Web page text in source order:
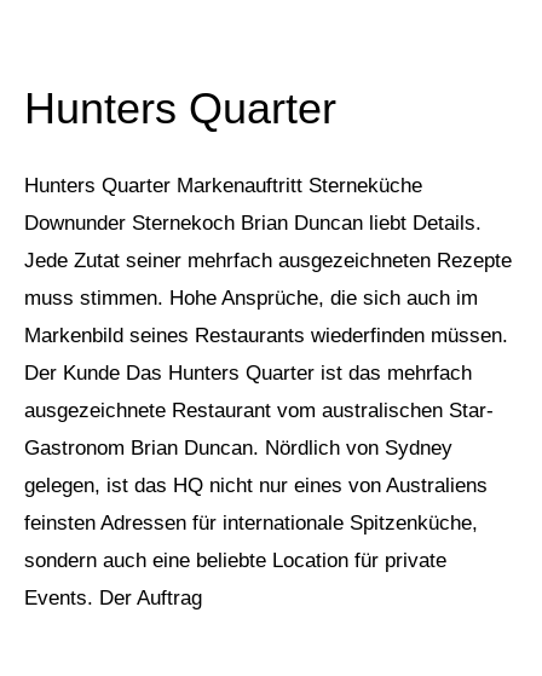
Hunters Quarter
Hunters Quarter Markenauftritt Sterneküche
Downunder Sternekoch Brian Duncan liebt Details.
Jede Zutat seiner mehrfach ausgezeichneten Rezepte
muss stimmen. Hohe Ansprüche, die sich auch im
Markenbild seines Restaurants wiederfinden müssen.
Der Kunde Das Hunters Quarter ist das mehrfach
ausgezeichnete Restaurant vom australischen Star-
Gastronom Brian Duncan. Nördlich von Sydney
gelegen, ist das HQ nicht nur eines von Australiens
feinsten Adressen für internationale Spitzenküche,
sondern auch eine beliebte Location für private
Events. Der Auftrag